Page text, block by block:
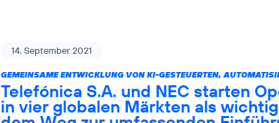
14. September 2021
GEMEINSAME ENTWICKLUNG VON KI-GESTEUERTEN,
Telefónica S.A. und NEC starten
in vier globalen Märkten als